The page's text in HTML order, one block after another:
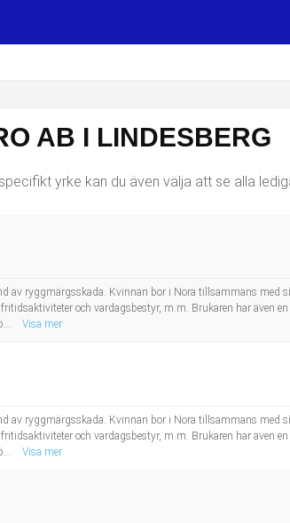
AB I LINDESBERG
yrke kan du även välja att se alla
av ryggmärgsskada. Kvinnan bor i Nora tillsammans med
och vardagsbestyr, m.m. Brukaren har även en
Visa mer
av ryggmärgsskada. Kvinnan bor i Nora tillsammans med
och vardagsbestyr, m.m. Brukaren har även en
Visa mer